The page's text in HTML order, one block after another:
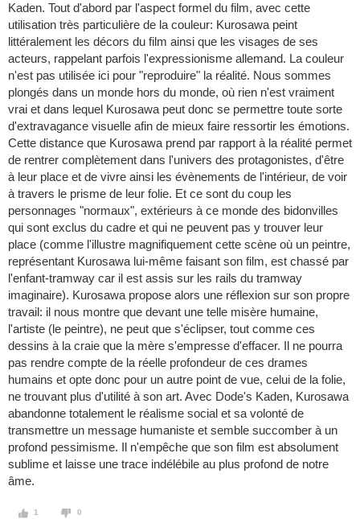
Kaden. Tout d'abord par l'aspect formel du film, avec cette
utilisation très particulière de la couleur: Kurosawa peint
littéralement les décors du film ainsi que les visages de ses
acteurs, rappelant parfois l'expressionisme allemand. La couleur
n'est pas utilisée ici pour "reproduire" la réalité. Nous sommes
plongés dans un monde hors du monde, où rien n'est vraiment
vrai et dans lequel Kurosawa peut donc se permettre toute sorte
d'extravagance visuelle afin de mieux faire ressortir les émotions.
Cette distance que Kurosawa prend par rapport à la réalité permet
de rentrer complètement dans l'univers des protagonistes, d'être
à leur place et de vivre ainsi les évènements de l'intérieur, de voir
à travers le prisme de leur folie. Et ce sont du coup les
personnages "normaux", extérieurs à ce monde des bidonvilles
qui sont exclus du cadre et qui ne peuvent pas y trouver leur
place (comme l'illustre magnifiquement cette scène où un peintre,
représentant Kurosawa lui-même faisant son film, est chassé par
l'enfant-tramway car il est assis sur les rails du tramway
imaginaire). Kurosawa propose alors une réflexion sur son propre
travail: il nous montre que devant une telle misère humaine,
l'artiste (le peintre), ne peut que s'éclipser, tout comme ces
dessins à la craie que la mère s'empresse d'effacer. Il ne pourra
pas rendre compte de la réelle profondeur de ces drames
humains et opte donc pour un autre point de vue, celui de la folie,
ne trouvant plus d'utilité à son art. Avec Dode's Kaden, Kurosawa
abandonne totalement le réalisme social et sa volonté de
transmettre un message humaniste et semble succomber à un
profond pessimisme. Il n'empêche que son film est absolument
sublime et laisse une trace indélébile au plus profond de notre
âme.
1 0